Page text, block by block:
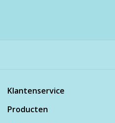
Klantenservice
Producten